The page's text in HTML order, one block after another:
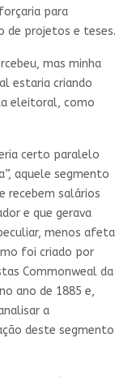
para
de projetos e teses.
mas minha
estaria criando
eleitoral, como
certo paralelo
aquele segmento
recebem salários
e que gerava
menos afeta
foi criado por
Commonweal da
ano de 1885 e,
a
deste segmento